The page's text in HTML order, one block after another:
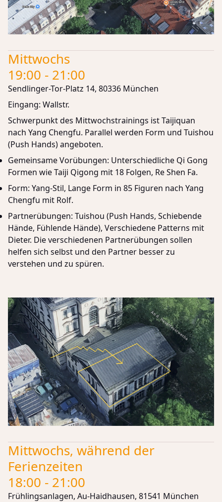
Mittwochs
19:00 - 21:00
Sendlinger-Tor-Platz 14, 80336 München
Eingang: Wallstr.
Schwerpunkt des Mittwochstrainings ist Taijiquan
nach Yang Chengfu. Parallel werden Form und Tuishou
(Push Hands) angeboten.
Gemeinsame Vorübungen: Unterschiedliche Qi Gong
Formen wie Taiji Qigong mit 18 Folgen, Re Shen Fa.
Form: Yang-Stil, Lange Form in 85 Figuren nach Yang
Chengfu mit Rolf.
Partnerübungen: Tuishou (Push Hands, Schiebende
Hände, Fühlende Hände), Verschiedene Patterns mit
Dieter. Die verschiedenen Partnerübungen sollen
helfen sich selbst und den Partner besser zu
verstehen und zu spüren.
Mittwochs, während der
Ferienzeiten
18:00 - 21:00
Frühlingsanlagen, Au-Haidhausen, 81541 München